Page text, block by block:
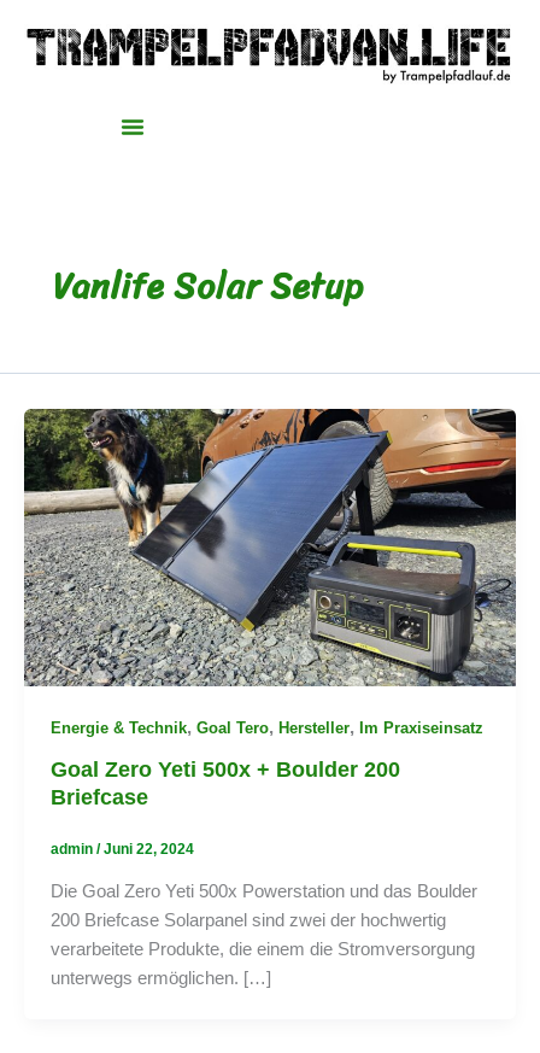
Inhalt
springen
Vanlife Solar Setup
Energie & Technik, Goal Tero, Hersteller, Im Praxiseinsatz
Goal Zero Yeti 500x + Boulder 200
Briefcase
admin /Juni 22, 2024
Die Goal Zero Yeti 500x Powerstation und das Boulder
200 Briefcase Solarpanel sind zwei der hochwertig
verarbeitete Produkte, die einem die Stromversorgung
unterwegs ermöglichen. […]